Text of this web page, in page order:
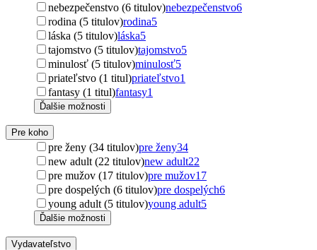
nebezpečenstvo (6 titulov)nebezpečenstvo6
rodina (5 titulov)rodina5
láska (5 titulov)láska5
tajomstvo (5 titulov)tajomstvo5
minulosť (5 titulov)minulosť5
priateľstvo (1 titul)priateľstvo1
fantasy (1 titul)fantasy1
Ďalšie možnosti
Pre koho
pre ženy (34 titulov)pre ženy34
new adult (22 titulov)new adult22
pre mužov (17 titulov)pre mužov17
pre dospelých (6 titulov)pre dospelých6
young adult (5 titulov)young adult5
Ďalšie možnosti
Vydavateľstvo